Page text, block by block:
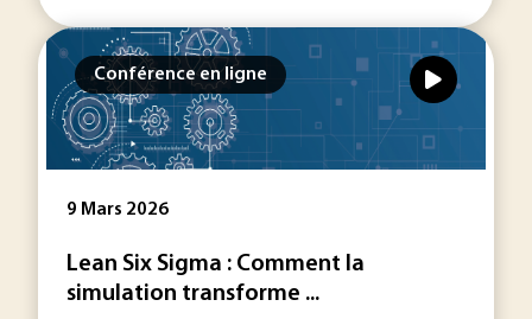
Conférence en ligne
9 Mars 2026
Lean Six Sigma : Comment la
simulation transforme ...